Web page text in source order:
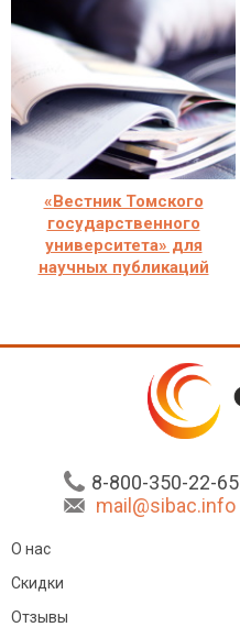
«Вестник Томского
государственного
университета» для
научных публикаций
8-800-350-22-65
mail@sibac.info
О нас
Скидки
Отзывы